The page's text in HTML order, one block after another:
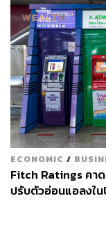
สามารถติด
ECONOMIC /
Fitch Ratings คา
ปรับตัวอ่อนแอลงใ